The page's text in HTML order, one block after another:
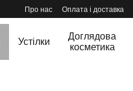
Про нас Оплата і доставка
Устілки
Доглядова
косметика